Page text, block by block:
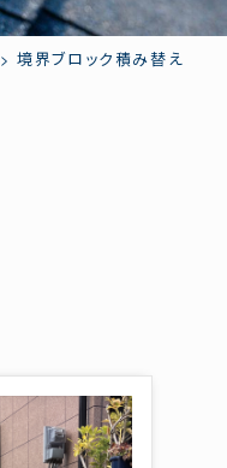
>境界ブロック積み替え